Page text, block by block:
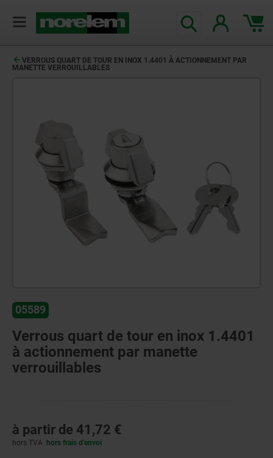
VERROUS QUART DE TOUR EN INOX 1.4401 À ACTIONNEMENT PAR
MANETTE VERROUILLABLES
05589
Verrous quart de tour en inox 1.4401
à actionnement par manette
verrouillables
à partir de 41,72 €
hors TVA hors frais d’envoi